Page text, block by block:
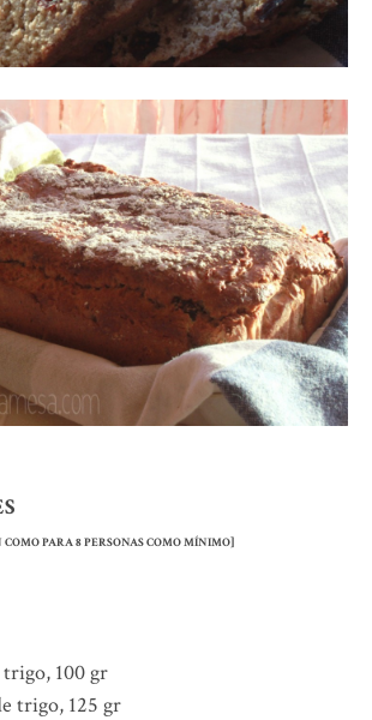
PARA 8 PERSONAS COMO MÍNIMO]
trigo, 100 gr
trigo, 125 gr